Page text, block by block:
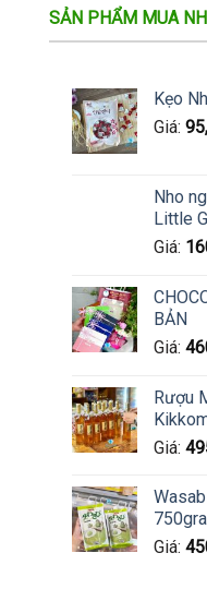
SẢN PHẨM MUA
Kẹo
Giá:
Nho
Little
Giá:
BẢN
Giá:
Rượu
Giá:
Giá: